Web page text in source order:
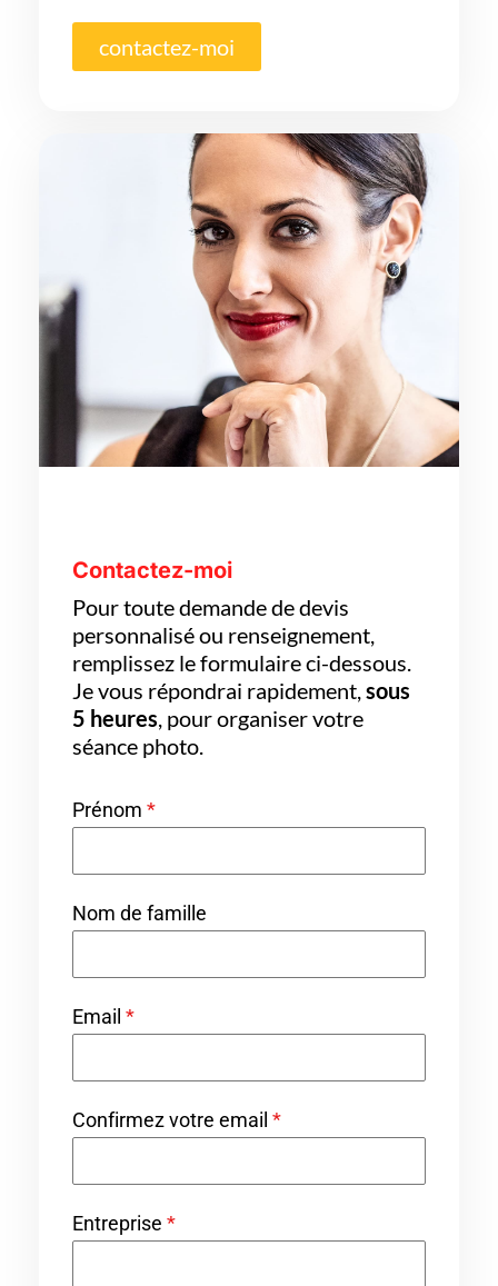
contactez-moi
Contactez-moi
Pour toute demande de devis
personnalisé ou renseignement,
remplissez le formulaire ci-dessous.
Je vous répondrai rapidement, sous
5 heures , pour organiser votre
séance photo.
Prénom *
Nom de famille
Email *
Confirmez votre email *
Entreprise *